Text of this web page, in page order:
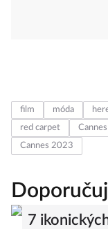
film móda
red carpet
Cannes
Cannes 2023
7